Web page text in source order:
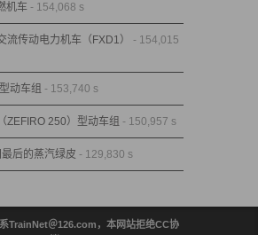
机车 - 154,068 s
流传动电力机车（FXD1）
- 154,015
动车组 - 153,740 s
ZEFIRO 250）型动车组 - 150,957 s
后的蒸汽绿皮 - 129,830 s
TrainNet＠126.com，本网站拒绝CC协